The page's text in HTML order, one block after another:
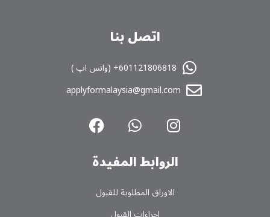
اتصل بنا
601121806818+ (واتس اپ )
applyformalaysia@gmail.com
الروابط المفیدة
الاوراق المطلوبة للقبول